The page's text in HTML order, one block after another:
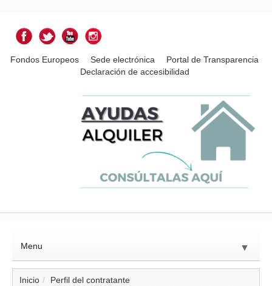
Fondos Europeos Sede electrónica
Portal de Transparencia
Declaración de accesibilidad
Menu ▼
Inicio
Perfil del contratante